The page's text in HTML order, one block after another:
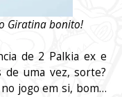
Giratina bonito!
de 2 Palkia ex e
uma vez, sorte?
jogo em si, bom…